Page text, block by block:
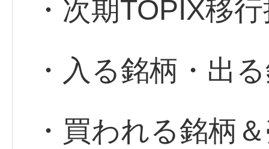
・次期TOPIX移
・入る銘柄・出
・買われる銘柄